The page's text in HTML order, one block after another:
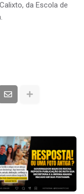
da Escola de